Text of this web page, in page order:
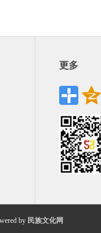
更多
by 民族文化网